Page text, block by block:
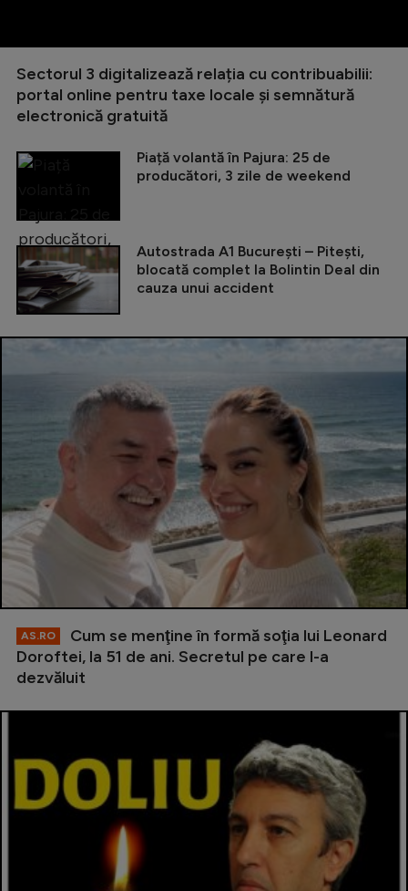
Sectorul 3 digitalizează relația cu contribuabilii:
portal online pentru taxe locale și semnătură
electronică gratuită
Piață volantă în Pajura: 25 de
producători, 3 zile de weekend
Autostrada A1 București – Pitești,
blocată complet la Bolintin Deal din
cauza unui accident
AS.RO
Cum se menţine în formă soţia lui Leonard
Doroftei, la 51 de ani. Secretul pe care l-a
dezvăluit